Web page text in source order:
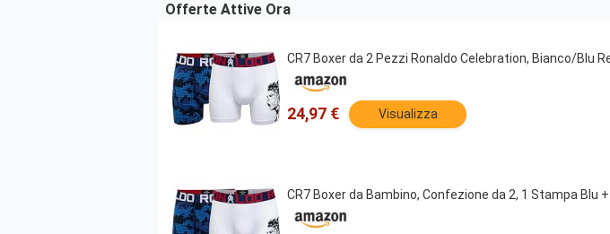
Offerte Attive Ora
CR7 Boxer da 2 Pezzi Ronaldo Celebration, Bianco/Blu
24,97 € Visualizza
CR7 Boxer da Bambino, Confezione da 2, 1 Stampa Blu